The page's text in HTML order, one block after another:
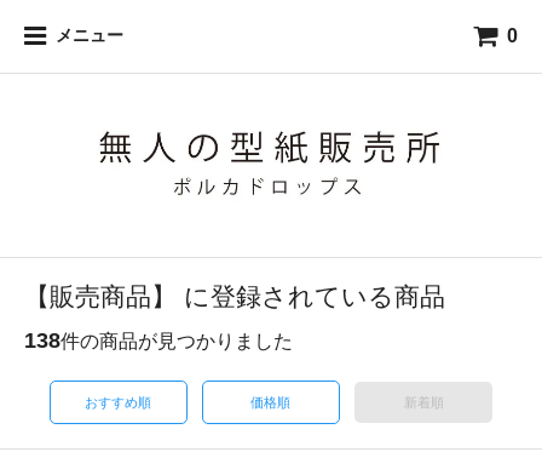
メニュー 0
【販売商品】 に登録されている商品
138件の商品が見つかりました
おすすめ順 価格順 新着順